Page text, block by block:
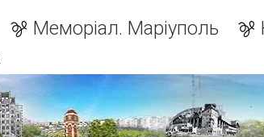
Меморіал. Маріуполь